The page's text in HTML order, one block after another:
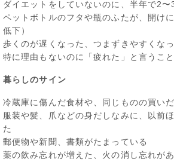
ダイエットをしていないのに、半年で2〜
ペットボトルのフタや瓶のふたが、開け
低下）
歩くのが遅くなった、つまずきやすくな
特に理由もないのに「疲れた」と言うこ
暮らしのサイン
冷蔵庫に傷んだ食材や、同じものの買い
服装や髪、爪などの身だしなみに、以前
た
郵便物や新聞、書類がたまっている
薬の飲み忘れが増えた、火の消し忘れが